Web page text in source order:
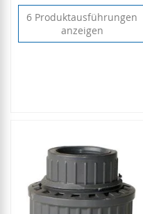
6 Produktausführungen
anzeigen